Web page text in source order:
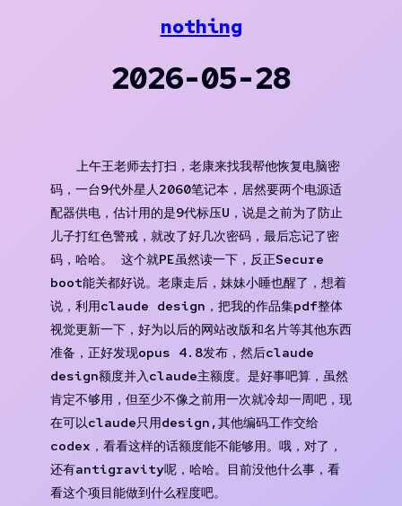
nothing
2026-05-28
上午王老师去打扫，老康来找我帮他恢复电脑密
码，一台9代外星人2060笔记本，居然要两个电源适
配器供电，估计用的是9代标压U，说是之前为了防止
儿子打红色警戒，就改了好几次密码，最后忘记了密
码，哈哈。 这个就PE虽然读一下，反正Secure
boot能关都好说。老康走后，妹妹小睡也醒了，想着
说，利用claude design，把我的作品集pdf整体
视觉更新一下，好为以后的网站改版和名片等其他东西
准备，正好发现opus 4.8发布，然后claude
design额度并入claude主额度。是好事吧算，虽然
肯定不够用，但至少不像之前用一次就冷却一周吧，现
在可以claude只用design,其他编码工作交给
codex，看看这样的话额度能不能够用。哦，对了，
还有antigravity呢，哈哈。目前没他什么事，看
看这个项目能做到什么程度吧。